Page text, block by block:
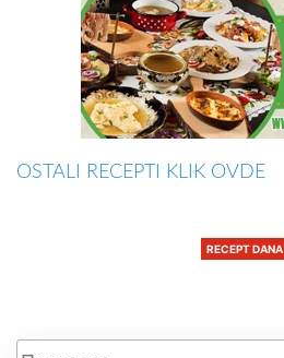
OSTALI RECEPTI KLIK OVDE
RECEPT DANA